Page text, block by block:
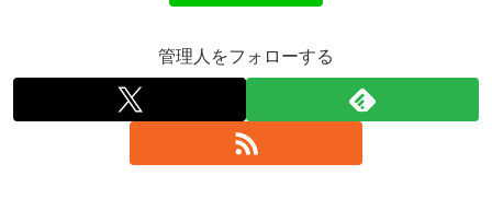
管理人をフォローする